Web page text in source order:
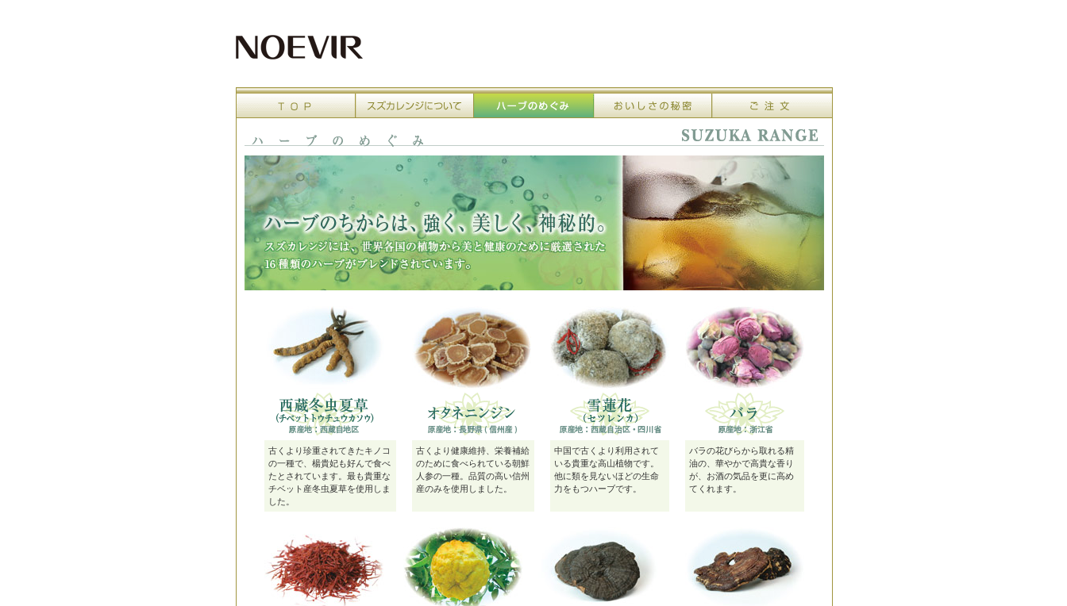
古くより珍重されてきたキノコ
の一種で、楊貴妃も好んで食べ
たとされています。最も貴重な
チベット産冬虫夏草を使用しま
した。
古くより健康維持、栄養補給
のために食べられている朝鮮
人参の一種。品質の高い信州
産のみを使用しました。
中国で古くより利用されて
いる貴重な高山植物です。
他に類を見ないほどの生命
力をもつハーブです。
バラの花びらから取れる精
油の、華やかで高貴な香り
が、お酒の気品を更に高め
てくれます。